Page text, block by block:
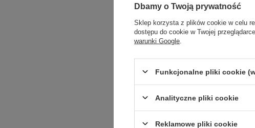
Dbamy o Twoją prywatność
Sklep korzysta z plików cookie w celu
dostępu do cookie w Twojej
warunki Google
Funkcjonalne pliki cookie
Analityczne pliki cookie
Reklamowe pliki cookie